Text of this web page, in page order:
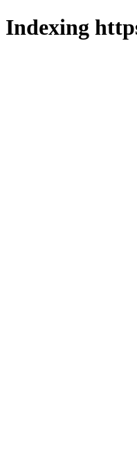
Indexing